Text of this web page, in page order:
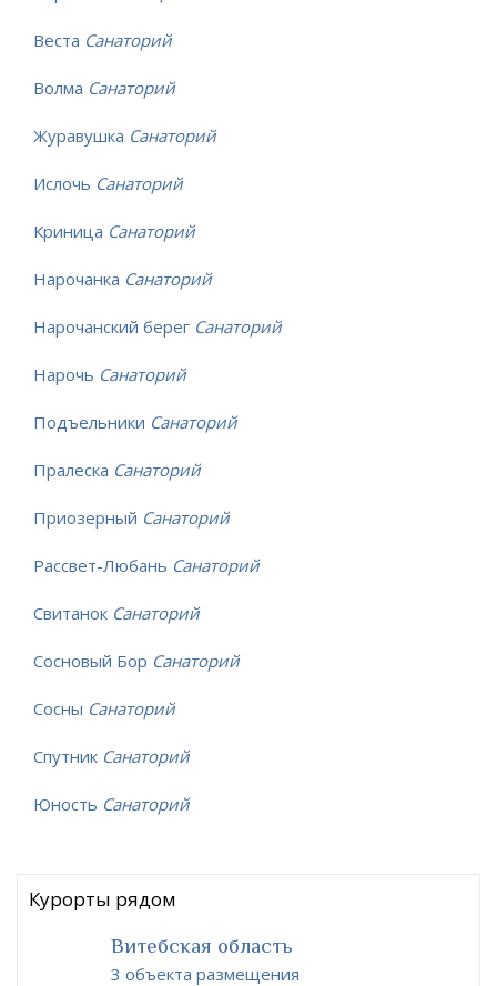
Веста Санаторий
Волма Санаторий
Журавушка Санаторий
Ислочь Санаторий
Криница Санаторий
Нарочанка Санаторий
Нарочанский берег Санаторий
Нарочь Санаторий
Подъельники Санаторий
Пралеска Санаторий
Приозерный Санаторий
Рассвет-Любань Санаторий
Свитанок Санаторий
Сосновый Бор Санаторий
Сосны Санаторий
Спутник Санаторий
Юность Санаторий
Курорты рядом
Витебская область
3 объекта размещения